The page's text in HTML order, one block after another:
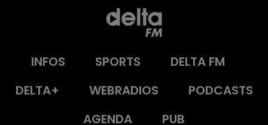
INFOS SPORTS
DELTA FM
DELTA+
WEBRADIOS
PODCASTS
AGENDA
PUB